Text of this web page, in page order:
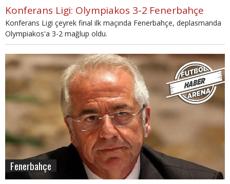
Konferans Ligi: Olympiakos 3-2 Fenerbahçe
Konferans Ligi çeyrek final ilk maçında Fenerbahçe, deplasmanda
Olympiakos'a 3-2 mağlup oldu.
Fenerbahçe